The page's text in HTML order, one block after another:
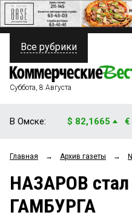
ПОЛИТИКА
ФИНАНСЫ
ОБЩЕСТВО
ЗАКОН
Все рубрики
Суббота, 8 Августа
В Омске: $ 82,1665 €
Главная → Архив газеты →
НАЗАРОВ стал
ГАМБУРГА